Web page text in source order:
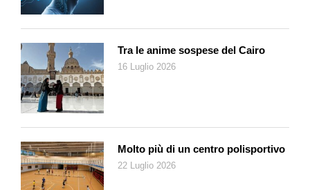
Un contributo fondamentale allo studio del genere
Zoologisches Forschungsmuseum Alexander Koenig (Bonn) e
la Heinrich-Heine-Universität Düsseldorf. Nel loro studio del
2014 gli autori dimostrano che alcune specie del genere, tra
cui forme affini allaCostasiella kuroshimae
una forma reale di fotosintesi. A questo punto, la tentazione è
forte nel chiederci se possiamo davvero parlare di un animale
che «diventa pianta». La risposta, come spesso accade in
Tra le anime sospese del Cairo
16 Luglio 2026
Molto più di un centro polisportivo
22 Luglio 2026